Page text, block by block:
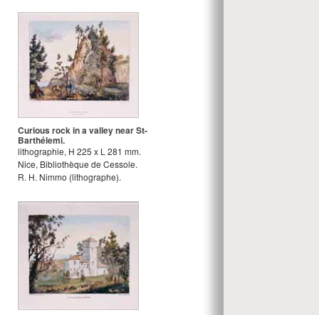
Curious rock in a valley near St-
Barthélemi.
lithographie, H 225 x L 281 mm.
Nice, Bibliothèque de Cessole.
R. H. Nimmo (lithographe).